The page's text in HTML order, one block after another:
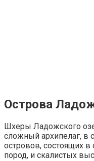
Острова
Шхеры Ладожского
сложный архипелаг, в
островов, состоящих в
пород, и скалистых